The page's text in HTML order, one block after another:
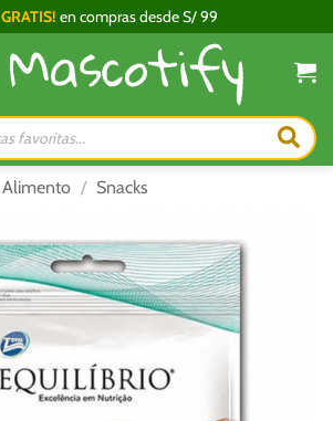
GRATIS! en compras desde S/ 99
Alimento / Snacks